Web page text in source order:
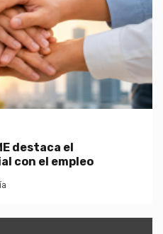
destaca el
con el empleo